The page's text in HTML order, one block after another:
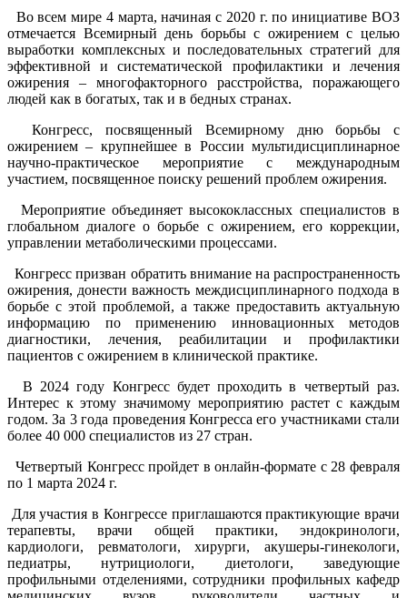
Во всем мире 4 марта, начиная с 2020 г. по инициативе ВОЗ
отмечается Всемирный день борьбы с ожирением с целью
выработки комплексных и последовательных стратегий для
эффективной и систематической профилактики и лечения
ожирения – многофакторного расстройства, поражающего
людей как в богатых, так и в бедных странах.
Конгресс, посвященный Всемирному дню борьбы с
ожирением – крупнейшее в России мультидисциплинарное
научно-практическое мероприятие с международным
участием, посвященное поиску решений проблем ожирения.
Мероприятие объединяет высококлассных специалистов в
глобальном диалоге о борьбе с ожирением, его коррекции,
управлении метаболическими процессами.
Конгресс призван обратить внимание на распространенность
ожирения, донести важность междисциплинарного подхода в
борьбе с этой проблемой, а также предоставить актуальную
информацию по применению инновационных методов
диагностики, лечения, реабилитации и профилактики
пациентов с ожирением в клинической практике.
В 2024 году Конгресс будет проходить в четвертый раз.
Интерес к этому значимому мероприятию растет с каждым
годом. За 3 года проведения Конгресса его участниками стали
более 40 000 специалистов из 27 стран.
Четвертый Конгресс пройдет в онлайн-формате с 28 февраля
по 1 марта 2024 г.
Для участия в Конгрессе приглашаются практикующие врачи
терапевты, врачи общей практики, эндокринологи,
кардиологи, ревматологи, хирурги, акушеры-гинекологи,
педиатры, нутрициологи, диетологи, заведующие
профильными отделениями, сотрудники профильных кафедр